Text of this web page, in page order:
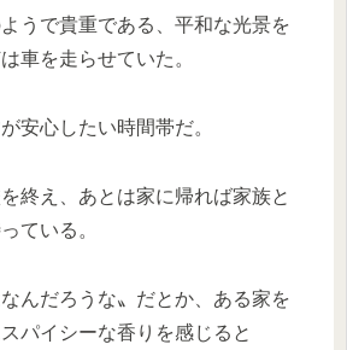
うで貴重である、平和な光景を
車を走らせていた。
安心したい時間帯だ。
終え、あとは家に帰れば家族と
ている。
なんだろうな〟だとか、ある家を
パイシーな香りを感じると